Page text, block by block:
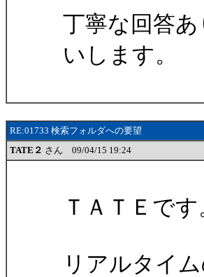
丁寧な回答
いします。
RE:01733 検索フォルダへの要望
TATE２ さん 09/04/15 19:24
ＴＡＴＥです
リアルタイ